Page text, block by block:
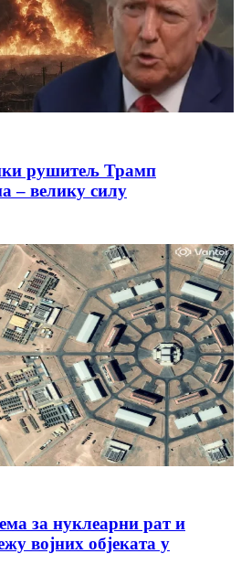
рушитељ Трамп
– велику силу
за нуклеарни рат и
војних објеката у